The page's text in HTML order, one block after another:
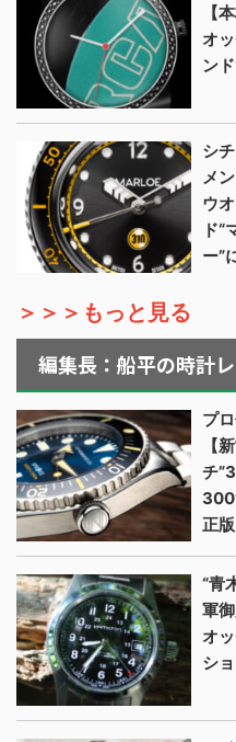
【
オ
ン
シ
メ
ウ
ド“
ー”
＞＞＞もっと見る
編集長：船平の時計
プ
【
チ
正版
“青
軍
オ
シ